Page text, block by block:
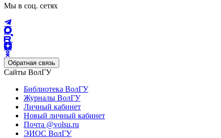
Мы в соц. сетях
Обратная связь
Сайты ВолГУ
Библиотека ВолГУ
Журналы ВолГУ
Личный кабинет
Новый личный кабинет
Почта @volsu.ru
ЭИОС ВолГУ